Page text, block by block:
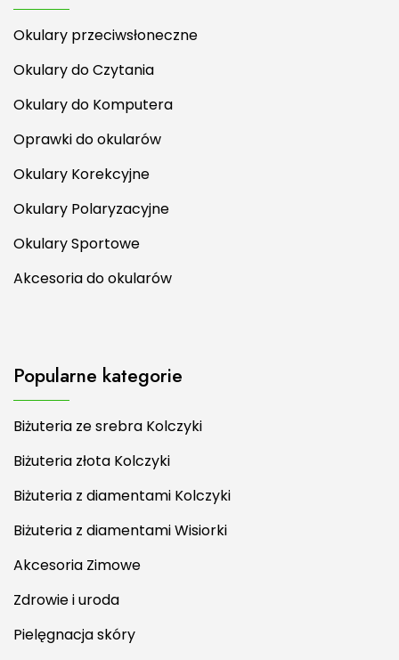
Okulary przeciwsłoneczne
Okulary do Czytania
Okulary do Komputera
Oprawki do okularów
Okulary Korekcyjne
Okulary Polaryzacyjne
Okulary Sportowe
Akcesoria do okularów
Popularne kategorie
Biżuteria ze srebra Kolczyki
Biżuteria złota Kolczyki
Biżuteria z diamentami Kolczyki
Biżuteria z diamentami Wisiorki
Akcesoria Zimowe
Zdrowie i uroda
Pielęgnacja skóry